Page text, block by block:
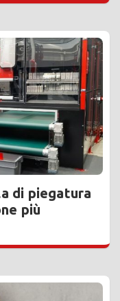
di piegatura
più